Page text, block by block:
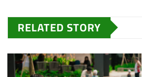
RELATED STORY